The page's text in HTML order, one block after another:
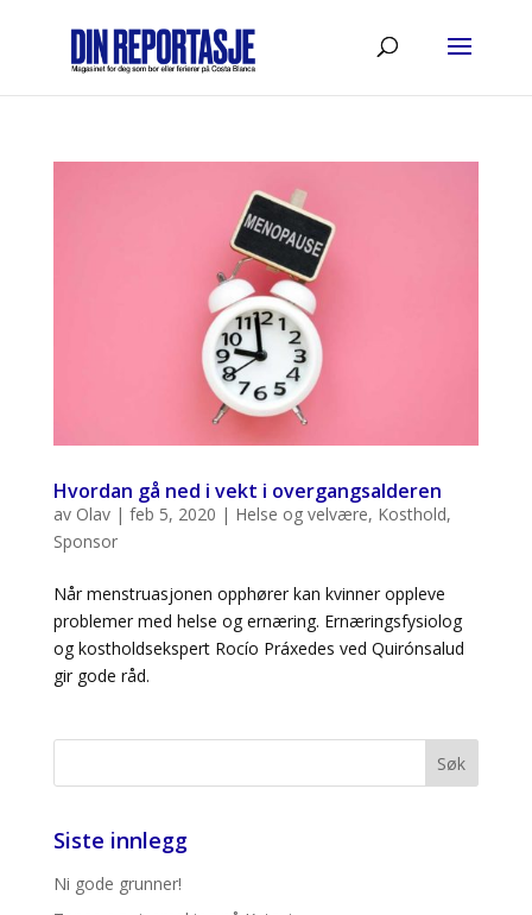
Hvordan gå ned i vekt i overgangsalderen
av Olav| feb 5, 2020 | Helse og velvære, Kosthold,
Sponsor
Når menstruasjonen opphører kan kvinner oppleve
problemer med helse og ernæring. Ernæringsfysiolog
og kostholdsekspert Rocío Práxedes ved Quirónsalud
gir gode råd.
Siste innlegg
Ni gode grunner!